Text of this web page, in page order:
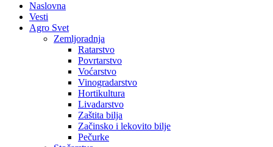
Naslovna
Vesti
Agro Svet
Zemljoradnja
Ratarstvo
Povrtarstvo
Voćarstvo
Vinogradarstvo
Hortikultura
Livadarstvo
Zaštita bilja
Začinsko i lekovito bilje
Pečurke